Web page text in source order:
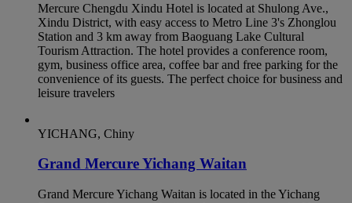
Mercure Chengdu Xindu Hotel is located at Shulong Ave.,
Xindu District, with easy access to Metro Line 3's Zhonglou
Station and 3 km away from Baoguang Lake Cultural
Tourism Attraction. The hotel provides a conference room,
gym, business office area, coffee bar and free parking for the
convenience of its guests. The perfect choice for business and
leisure travelers
YICHANG, Chiny
Grand Mercure Yichang Waitan
Grand Mercure Yichang Waitan is located in the Yichang